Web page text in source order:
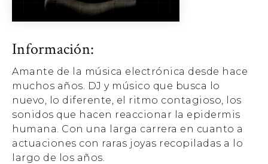
Información:
Amante de la música electrónica desde hace
muchos años. DJ y músico que busca lo
nuevo, lo diferente, el ritmo contagioso, los
sonidos que hacen reaccionar la epidermis
humana. Con una larga carrera en cuanto a
actuaciones con raras joyas recopiladas a lo
largo de los años.